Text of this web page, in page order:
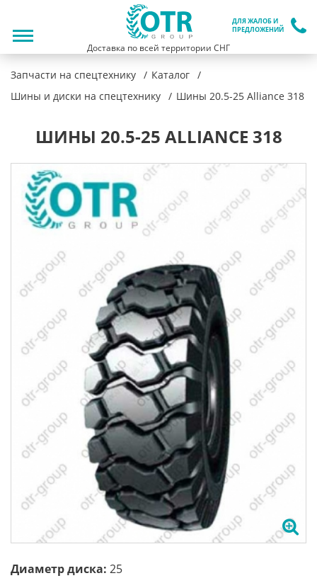
ДЛЯ ЖАЛОБ И
ПРЕДЛОЖЕНИЙ
Доставка по всей территории СНГ
Запчасти на спецтехнику
Каталог
Шины и диски на спецтехнику
Шины 20.5-25 Alliance 318
ШИНЫ 20.5-25 ALLIANCE 318
Диаметр диска: 25